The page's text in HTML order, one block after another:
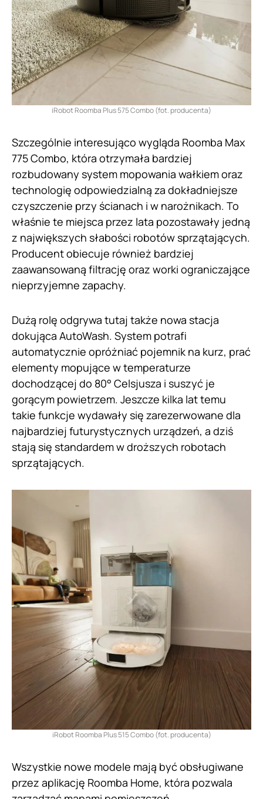
iRobot Roomba Plus 575 Combo (fot. producenta)
Szczególnie interesująco wygląda Roomba Max
775 Combo, która otrzymała bardziej
rozbudowany system mopowania wałkiem oraz
technologię odpowiedzialną za dokładniejsze
czyszczenie przy ścianach i w narożnikach. To
właśnie te miejsca przez lata pozostawały jedną
z największych słabości robotów sprzątających.
Producent obiecuje również bardziej
zaawansowaną filtrację oraz worki ograniczające
nieprzyjemne zapachy.
Dużą rolę odgrywa tutaj także nowa stacja
dokująca AutoWash. System potrafi
automatycznie opróżniać pojemnik na kurz, prać
elementy mopujące w temperaturze
dochodzącej do 80° Celsjusza i suszyć je
gorącym powietrzem. Jeszcze kilka lat temu
takie funkcje wydawały się zarezerwowane dla
najbardziej futurystycznych urządzeń, a dziś
stają się standardem w droższych robotach
sprzątających.
iRobot Roomba Plus 515 Combo (fot. producenta)
Wszystkie nowe modele mają być obsługiwane
przez aplikację Roomba Home, która pozwala